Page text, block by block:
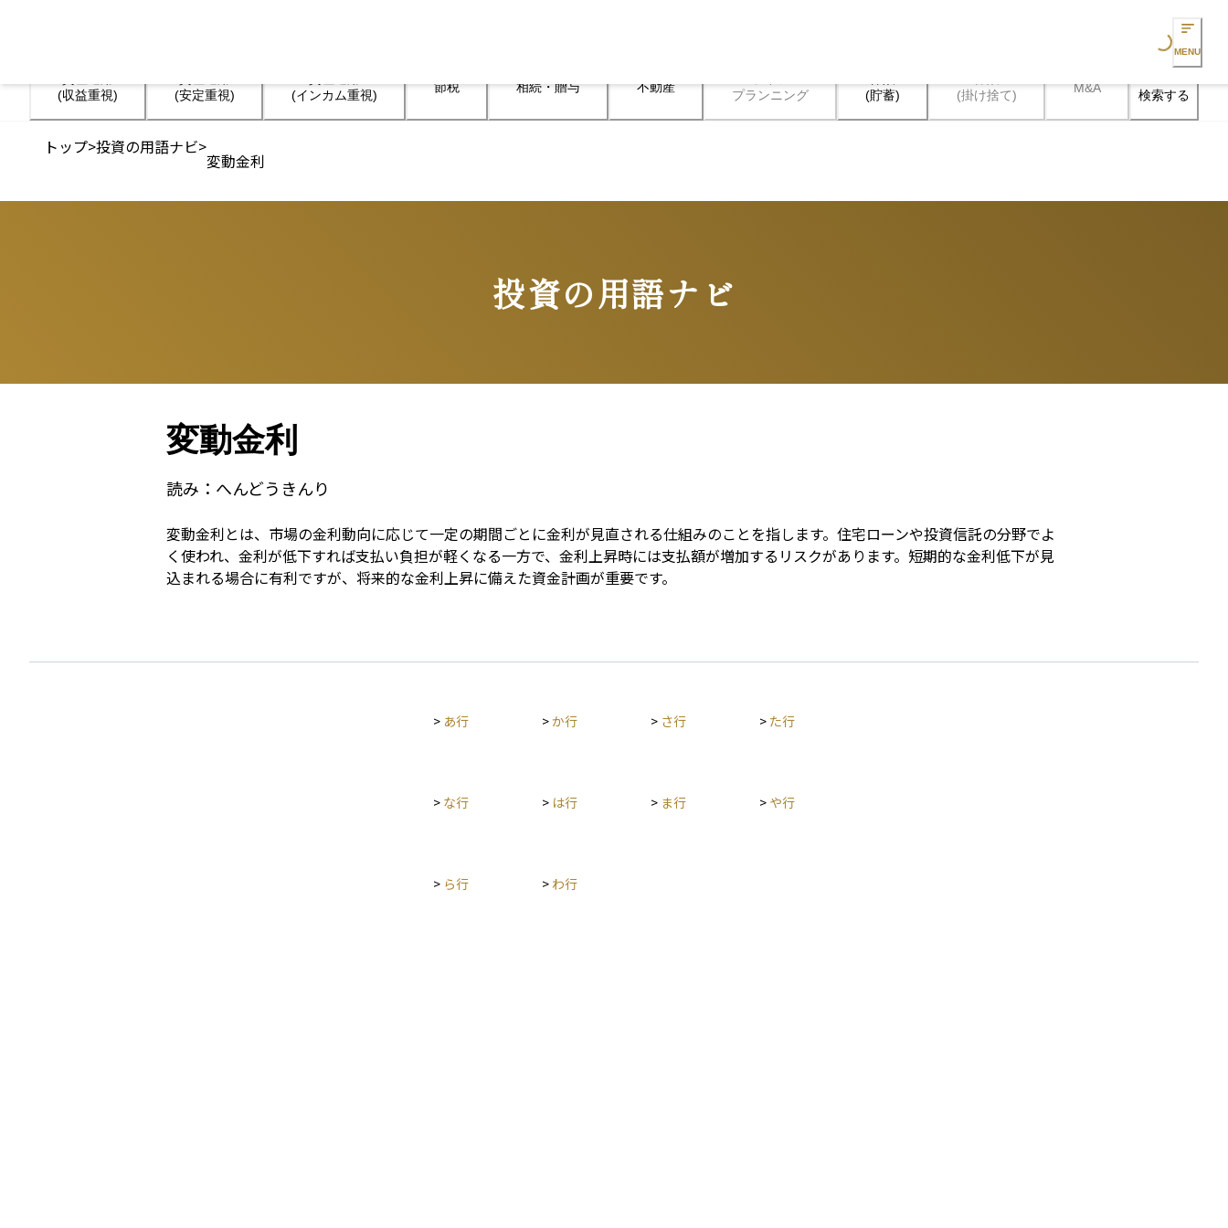
Loading...
MENU
(収益重視)
(安定重視)
(インカム重視)
節税 相続・贈与 不動産
プランニング
(貯蓄)
(掛け捨て)
M&A 検索する
トップ>投資の用語ナビ>
変動金利
投資の用語ナビ
Terms
変動金利
読み： へんどうきんり
変動金利とは、市場の金利動向に応じて一定の期間ごとに金利が見直される仕組みのことを指します。住宅ローンや投資信託の分野でよ
く使われ、金利が低下すれば支払い負担が軽くなる一方で、金利上昇時には支払額が増加するリスクがあります。短期的な金利低下が見
込まれる場合に有利ですが、将来的な金利上昇に備えた資金計画が重要です。
> あ行 >か行 > さ行 > た行
> な行 > は行 > ま行 > や行
> ら行 > わ行